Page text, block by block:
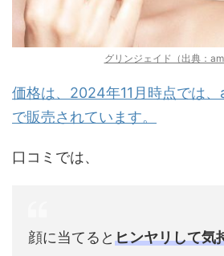
グリンジェイド（出典：
価格は、2024年11月時点では
で販売されています。
口コミでは、
顔に当てるとヒンヤリして気